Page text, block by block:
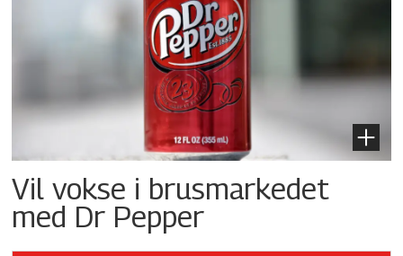
Vil vokse i brusmarkedet
med Dr Pepper